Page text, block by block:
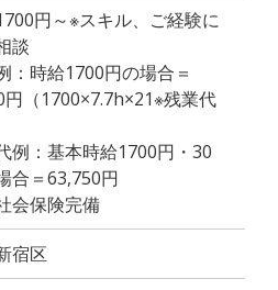
円～※スキル、ご経験に
談
時給1700円の場合＝
円（1700×7.7h×21※残業代
例：基本時給1700円・30
合＝63,750円
会保険完備
宿区